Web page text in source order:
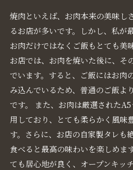
焼肉といえば、お肉本来の美味し
るお店が多いです。しかし、私が
お肉だけではなくご飯もとても美
お店では、お肉を焼いた後に、そ
でいます。すると、ご飯にはお肉
み込んでいるため、普通のご飯よ
です。 また、お肉は厳選された
用しており、とても柔らかく風味
す。さらに、お店の自家製タレも
食べると最高の味わいを楽しめま
ても居心地が良く、オープンキッ